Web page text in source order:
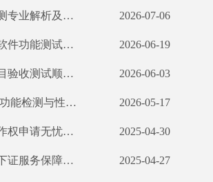
析及公司实力展示 2026-07-06
解决方案及执行报告 2026-06-19
公司技术实力迈向新高度 一、提纲 1 2026-06-03
测与性能评估分析 2026-05-17
优选公司软著包下证服务解析 2025-04-30
年下证流程及退款机制解析 2025-04-27